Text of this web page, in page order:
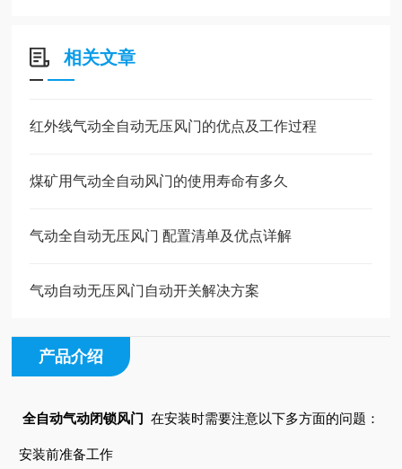
相关文章
红外线气动全自动无压风门的优点及工作过程
煤矿用气动全自动风门的使用寿命有多久
气动全自动无压风门 配置清单及优点详解
气动自动无压风门自动开关解决方案
产品介绍
全自动气动闭锁风门 在安装时需要注意以下多方面的问题：
安装前准备工作